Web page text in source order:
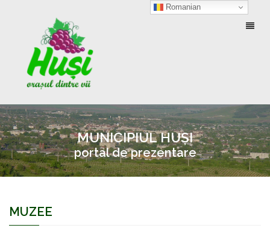
MUNICIPIUL HUȘI
portal de prezentare
MUZEE
Romanian